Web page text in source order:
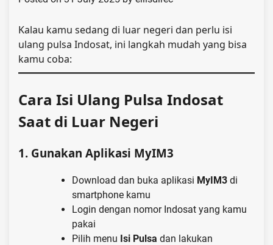
Kalau kamu sedang di luar negeri dan perlu isi
ulang pulsa Indosat, ini langkah mudah yang bisa
kamu coba:
Cara Isi Ulang Pulsa Indosat
Saat di Luar Negeri
1. Gunakan Aplikasi MyIM3
Download dan buka aplikasi MyIM3 di
smartphone kamu
Login dengan nomor Indosat yang kamu
pakai
Pilih menu Isi Pulsa dan lakukan